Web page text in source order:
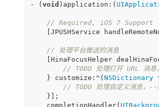
- (void )application:(
// Required, iOS 7 Support
[JPUSHService
// 处理平台推送的消息
[HinaFocusHelper
// TODO 处理打开 URL 消息
    } customize:^(
NSDictionary
// TODO 处理自定义消息，--
    }];
    completionHandler(